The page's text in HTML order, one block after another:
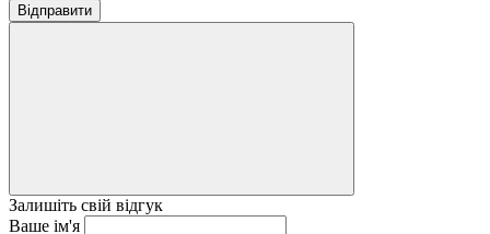
Відправити
Залишіть свій відгук
Ваше ім'я